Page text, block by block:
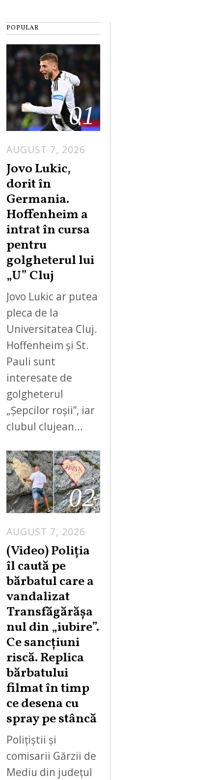
POPULAR
01
AUGUST 7, 2026
Jovo Lukic,
dorit în
Germania.
Hoffenheim a
intrat în cursa
pentru
golgheterul lui
„U” Cluj
Jovo Lukic ar putea
pleca de la
Universitatea Cluj.
Hoffenheim și St.
Pauli sunt
interesate de
golgheterul
„Șepcilor roșii”, iar
clubul clujean…
02
AUGUST 7, 2026
G
S
7
,
(Video) Poliția
îl caută pe
bărbatul care a
vandalizat
Transfăgărășa
nul din „iubire”.
Ce sancțiuni
riscă. Replica
bărbatului
filmat în timp
ce desena cu
spray pe stâncă
Polițiștii și
comisarii Gărzii de
Mediu din județul